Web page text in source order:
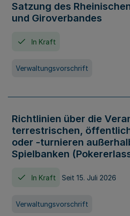
Satzung des
und Giroverbandes
In Kraft
Verwaltungsvorschrift
Richtlinien über die
terrestrischen,
oder -turnieren
Spielbanken
In Kraft Seit 15. Juli 2026
Verwaltungsvorschrift